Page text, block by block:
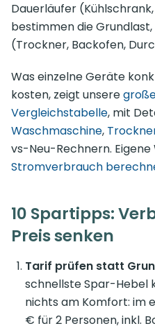
Dauerläufer
bestimmen die
(Trockner, Backofen,
Was einzelne Geräte
kosten, zeigt unsere
Vergleichstabelle, mit
Waschmaschine,
vs-Neu-Rechnern.
Stromverbrauch
10 Spartipps:
Preis senken
Tarif prüfen statt
schnellste Spar-Hebel
nichts am Komfort: im
€ für 2 Personen, inkl.